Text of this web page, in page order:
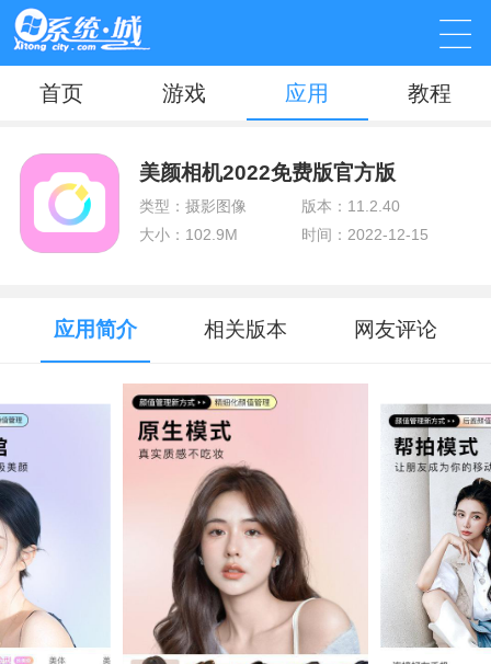
首页 游戏 应用 教程
美颜相机2022免费版官方版
类型：摄影图像
版本：11.2.40
大小：102.9M
时间：2022-12-15
应用简介 相关版本 网友评论